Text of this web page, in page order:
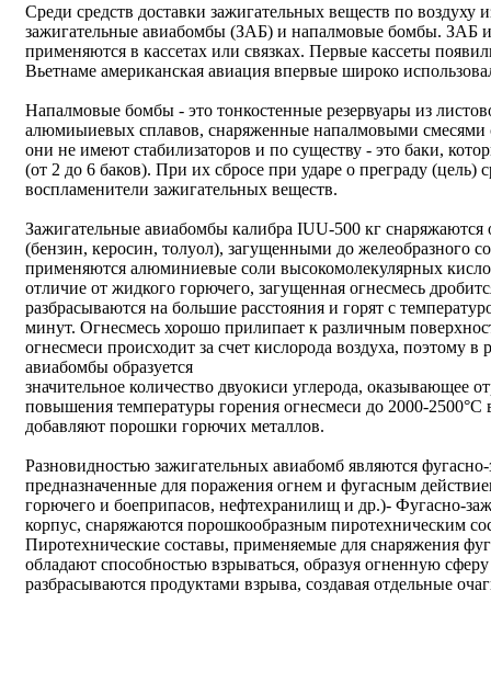
Среди средств доставки зажигательных веществ по воздуху
зажигательные авиабомбы (ЗАБ) и напалмовые бомбы. ЗАБ
применяются в кассетах или связках. Первые кассеты
Вьетнаме американская авиация впервые широко
Напалмовые бомбы - это тонкостенные резервуары из
алюмиыиевых сплавов, снаряженные напалмовыми
они не имеют стабилизаторов и по существу - это баки,
(от 2 до 6 баков). При их сбросе при ударе о преграду (цель)
воспламенители зажигательных веществ.
Зажигательные авиабомбы калибра IUU-500 кг
(бензин, керосин, толуол), загущенными до желеобразного
применяются алюминиевые соли высокомолекулярных
отличие от жидкого горючего, загущенная огнесмесь
разбрасываются на большие расстояния и горят с
минут. Огнесмесь хорошо прилипает к различным
огнесмеси происходит за счет кислорода воздуха, поэтому в
авиабомбы образуется
значительное количество двуокиси углерода, оказывающее
повышения температуры горения огнесмеси до 2000-2500°С
добавляют порошки горючих металлов.
Разновидностью зажигательных авиабомб являются
предназначенные для поражения огнем и фугасным
горючего и боеприпасов, нефтехранилищ и др.)- Фугасно-
корпус, снаряжаются порошкообразным пиротехническим
Пиротехнические составы, применяемые для снаряжения
обладают способностью взрываться, образуя огненную
разбрасываются продуктами взрыва, создавая отдельные